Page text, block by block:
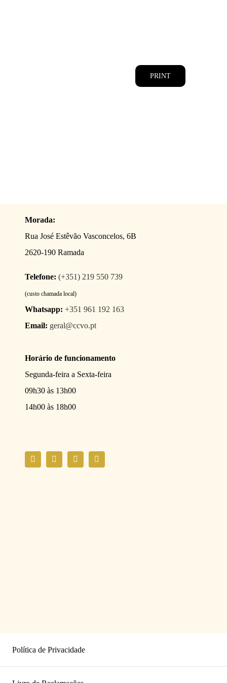
PRINT
Política de Privacidade
Morada:
Rua José Estêvão Vasconcelos, 6B
2620-190 Ramada
Telefone: (+351) 219 550 739
(custo chamada local)
Whatsapp: +351 961 192 163
Email: geral@ccvo.pt
Horário de funcionamento
Segunda-feira a Sexta-feira
09h30 às 13h00
14h00 às 18h00